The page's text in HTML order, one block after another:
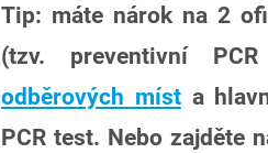
Tip: máte nárok na 2
(tzv. preventivní
odběrových místa
PCR test. Nebo zajděte